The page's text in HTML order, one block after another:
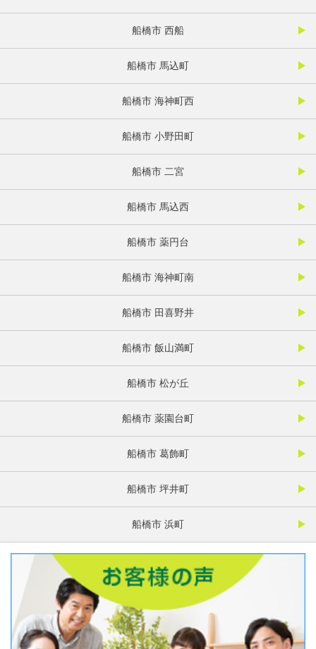
船橋市 西船
船橋市 馬込町
船橋市 海神町西
船橋市 小野田町
船橋市 二宮
船橋市 馬込西
船橋市 薬円台
船橋市 海神町南
船橋市 田喜野井
船橋市 飯山満町
船橋市 松が丘
船橋市 薬園台町
船橋市 葛飾町
船橋市 坪井町
船橋市 浜町